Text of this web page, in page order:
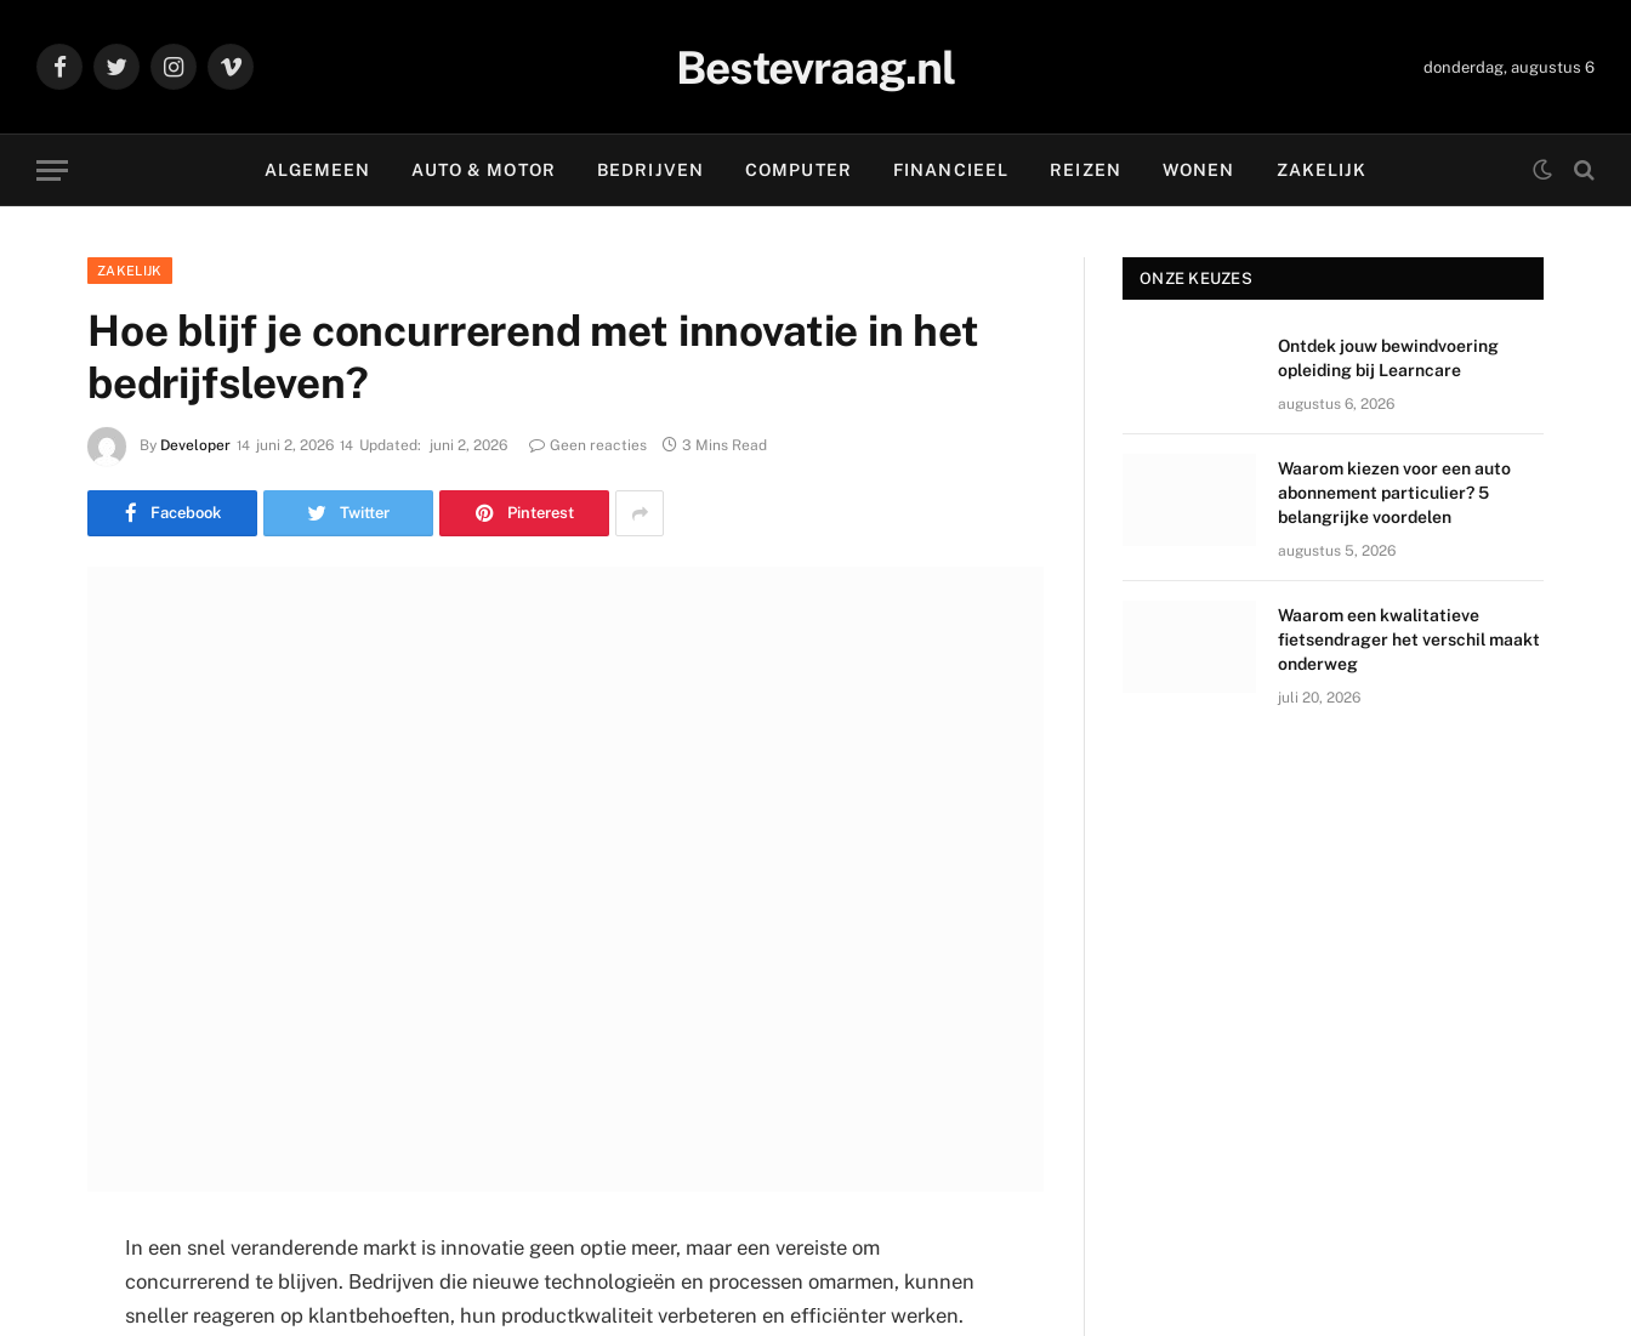
FacebookTwitter Instagram
Vimeo Bestevraag.nl donderdag, augustus 6
ALGEMEEN AUTO & MOTOR BEDRIJVEN COMPUTER FINANCIEEL REIZEN WONEN ZAKELIJK
ZAKELIJK
Hoe blijf je concurrerend met innovatie in het
bedrijfsleven?
By Developer juni 2, 2026 Updated: juni 2, 2026 Geen reacties 3 Mins Read
Facebook Twitter Pinterest
In een snel veranderende markt is innovatie geen optie meer, maar een vereiste om
concurrerend te blijven. Bedrijven die nieuwe technologieën en processen omarmen, kunnen
sneller reageren op klantbehoeften, hun productkwaliteit verbeteren en efficiënter werken.
ONZE KEUZES
Ontdek jouw bewindvoering
opleiding bij Learncare
augustus 6, 2026
Waarom kiezen voor een auto
abonnement particulier? 5
belangrijke voordelen
augustus 5, 2026
Waarom een kwalitatieve
fietsendrager het verschil maakt
onderweg
juli 20, 2026